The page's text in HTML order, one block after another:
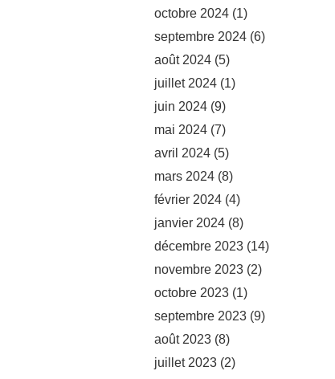
octobre 2024 (1)
septembre 2024 (6)
août 2024 (5)
juillet 2024 (1)
juin 2024 (9)
mai 2024 (7)
avril 2024 (5)
mars 2024 (8)
février 2024 (4)
janvier 2024 (8)
décembre 2023 (14)
novembre 2023 (2)
octobre 2023 (1)
septembre 2023 (9)
août 2023 (8)
juillet 2023 (2)